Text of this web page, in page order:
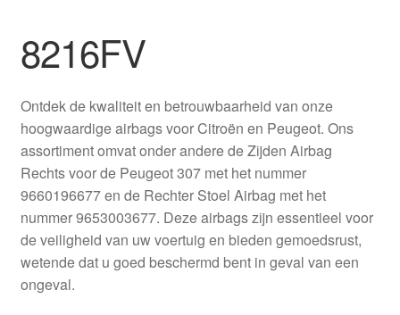
Betalingen
Contact
Kassa
Klachten
Klachtenprocedure
8216FV
Ontdek de kwaliteit en betrouwbaarheid van onze
hoogwaardige airbags voor Citroën en Peugeot. Ons
assortiment omvat onder andere de Zijden Airbag
Rechts voor de Peugeot 307 met het nummer
9660196677 en de Rechter Stoel Airbag met het
nummer 9653003677. Deze airbags zijn essentieel voor
de veiligheid van uw voertuig en bieden gemoedsrust,
wetende dat u goed beschermd bent in geval van een
ongeval.